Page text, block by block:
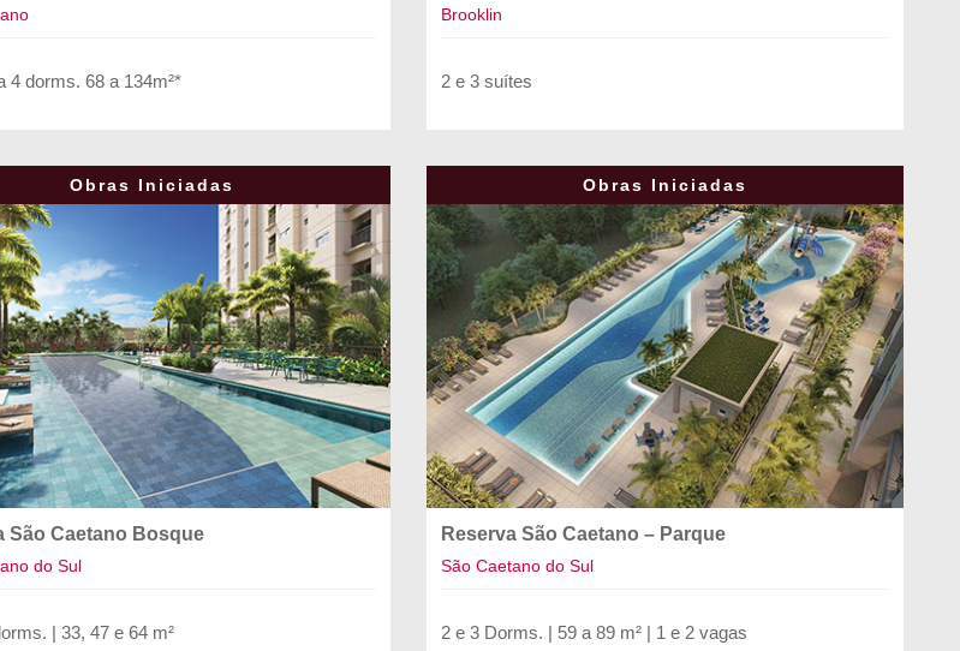
4 dorms. 68 a 134m²*
Brooklin
2 e 3 suítes
Obras Iniciadas
São Caetano Bosque
do Sul
| 33, 47 e 64 m²
Obras Iniciadas
Reserva São Caetano – Parque
São Caetano do Sul
2 e 3 Dorms. | 59 a 89 m² | 1 e 2 vagas